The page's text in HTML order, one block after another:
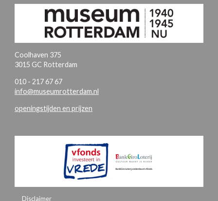
Coolhaven 375
3015 GC Rotterdam
010 - 217 67 67
info@museumrotterdam.nl
openingstijden en prijzen
Disclaimer